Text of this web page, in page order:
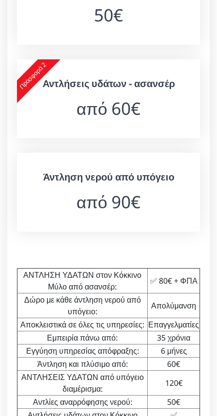
50€
Προσφορά 2Αντλήσεις υδάτων - ασανσέρ
από 60€
Άντληση νερού από υπόγειο
από 90€
ΑΝΤΛΗΣΗ ΥΔΑΤΩΝ στον Κόκκινο
Μύλο από ασανσέρ:
✅ 80€ + ΦΠΑ
Δώρο με κάθε άντληση νερού από
υπόγειο:
Απολύμανση
Αποκλειστικά σε όλες τις υπηρεσίες: Επαγγελματίες
Εμπειρία πάνω από:
35 χρόνια
Εγγύηση υπηρεσίας απόφραξης:
6 μήνες
Άντληση και πλύσιμο από:
60€
ΑΝΤΛΗΣΕΙΣ ΥΔΑΤΩΝ από υπόγειο
διαμέρισμα:
120€
Αντλίες αναρρόφησης νερού:
50€